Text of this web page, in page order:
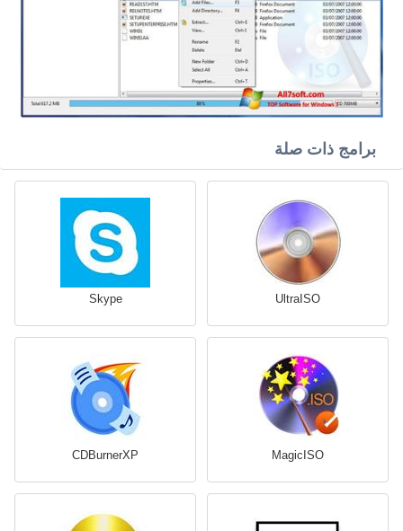
برامج ذات صلة
UltraISO
Skype
MagicISO
CDBurnerXP